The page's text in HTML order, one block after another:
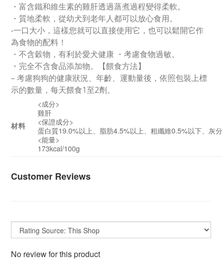
・富含鐵和維生素的雞肝透過蒸煮過程變得柔軟。
・質地柔軟，從幼犬到老年人都可以放心食用。
-一口大小，這樣您就可以直接使用它，也可以鬆開它作
為食物的配料！
・不含穀物，有利於愛犬健康 ・考慮食物過敏。
・完全不含食品添加物。【餵食方法】
– 考慮狗狗的健康狀況、年齡、運動量後，依照包裝上標
示的數量，每天餵食1至2劑。
材料
<成分>
雞肝
<保證成分>
蛋白質19.0%以上、脂肪4.5%以上、粗纖維0.5%以下、灰
<能量>
173kcal/100g
Customer Reviews
No review for this product